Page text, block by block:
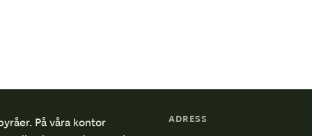
På våra kontor
ADRESS